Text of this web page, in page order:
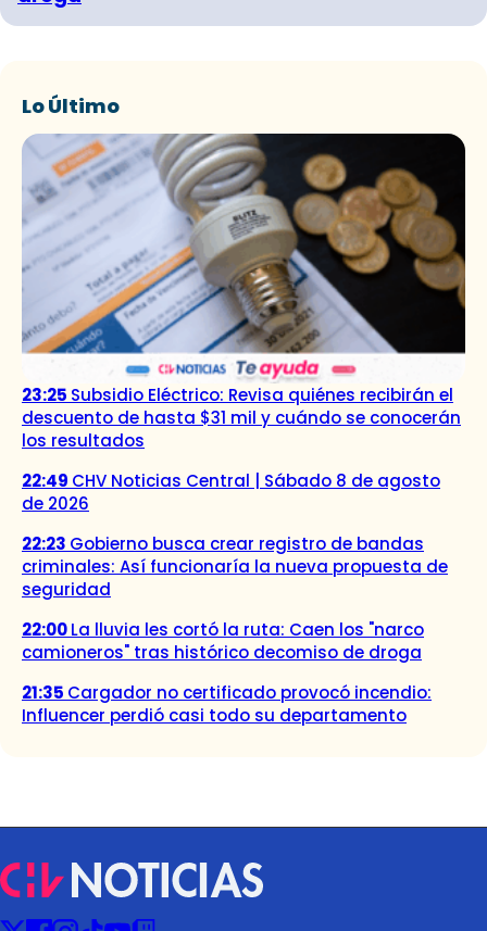
Lo Último
23:25 Subsidio Eléctrico: Revisa quiénes recibirán el
descuento de hasta $31 mil y cuándo se conocerán
los resultados
22:49 CHV Noticias Central | Sábado 8 de agosto
de 2026
22:23 Gobierno busca crear registro de bandas
criminales: Así funcionaría la nueva propuesta de
seguridad
22:00La lluvia les cortó la ruta: Caen los "narco
camioneros" tras histórico decomiso de droga
21:35 Cargador no certificado provocó incendio:
Influencer perdió casi todo su departamento